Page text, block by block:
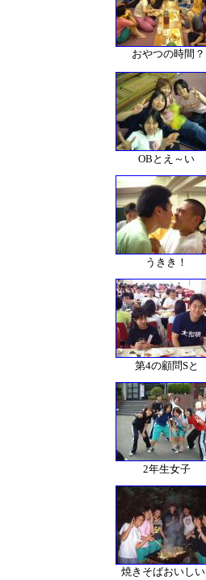
おやつの時間？
OBとえ～い
うきき！
第4の顧問Sと
2年生女子
焼きそばおいし